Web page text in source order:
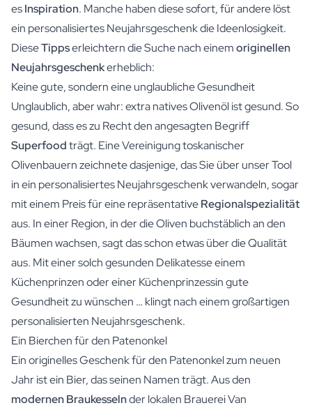
esInspiration. Manche haben diese sofort, für andere löst
ein personalisiertes Neujahrsgeschenk die Ideenlosigkeit.
DieseTippserleichtern die Suche nach einemoriginellen
Neujahrsgeschenkerheblich:
Keine gute, sondern eine unglaubliche Gesundheit
Unglaublich, aber wahr:extra natives Olivenölist gesund. So
gesund, dass es zu Recht den angesagten Begriff
Superfoodträgt. Eine Vereinigung toskanischer
Olivenbauern zeichnete dasjenige, das Sie über unser Tool
in ein personalisiertes Neujahrsgeschenk verwandeln, sogar
mit einem Preis für eine repräsentativeRegionalspezialität
aus. In einer Region, in der die Oliven buchstäblich an den
Bäumen wachsen, sagt das schon etwas über die Qualität
aus. Mit einer solch gesunden Delikatesse einem
Küchenprinzen oder einer Küchenprinzessin gute
Gesundheit zu wünschen … klingt nach einem großartigen
personalisierten Neujahrsgeschenk.
Ein Bierchen für den Patenonkel
Ein originelles Geschenk für den Patenonkel zum neuen
Jahr ist ein Bier, das seinen Namen trägt. Aus den
modernen Braukesselnder lokalen Brauerei Van